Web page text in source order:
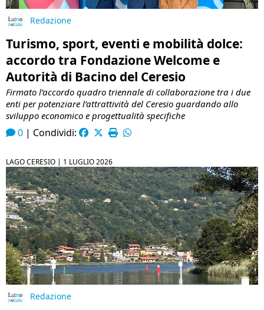
Redazione
Turismo, sport, eventi e mobilità dolce:
accordo tra Fondazione Welcome e
Autorità di Bacino del Ceresio
Firmato l’accordo quadro triennale di collaborazione tra i due
enti per potenziare l’attrattività del Ceresio guardando allo
sviluppo economico e progettualità specifiche
0 | Condividi:
LAGO CERESIO | 1 LUGLIO 2026
Redazione